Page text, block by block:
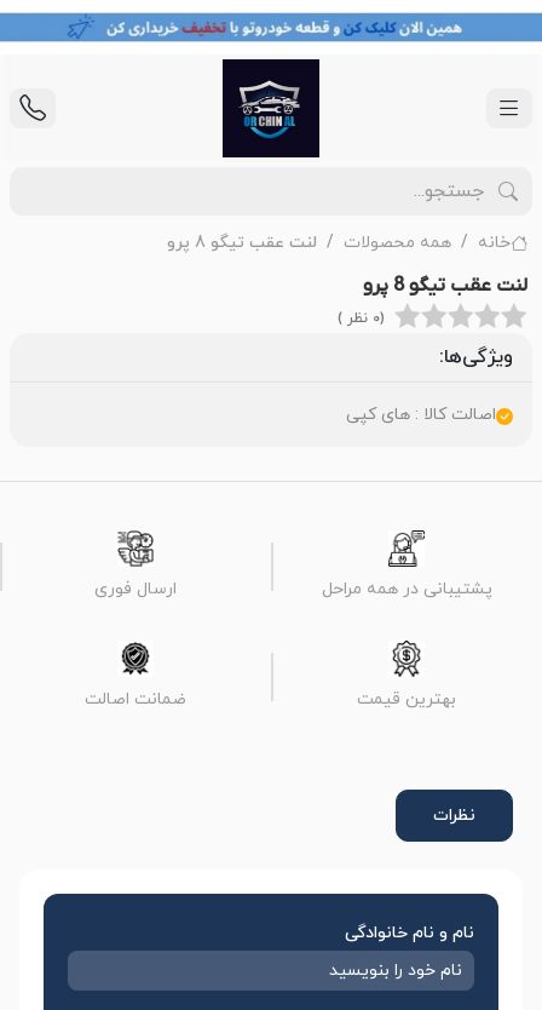
خانه همه محصولات لنت عقب تیگو 8 پرو
لنت عقب تیگو 8 پرو
(0 نظر )
ویژگی‌ها:
اصالت کالا : های کپی
پشتیبانی در همه مراحل ارسال فوری
بهترین قیمت ضمانت اصالت
نظرات
نام و نام خانوادگی